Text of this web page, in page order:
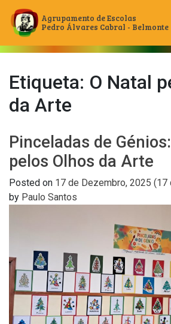
Main Navigation
Agrupamento de Escolas
Pedro Álvares Cabral - Belmonte
Etiqueta: O Natal
da Arte
Pinceladas de
pelos Olhos da Arte
Posted on 17 de Dezembro, 2025 (17
by Paulo Santos